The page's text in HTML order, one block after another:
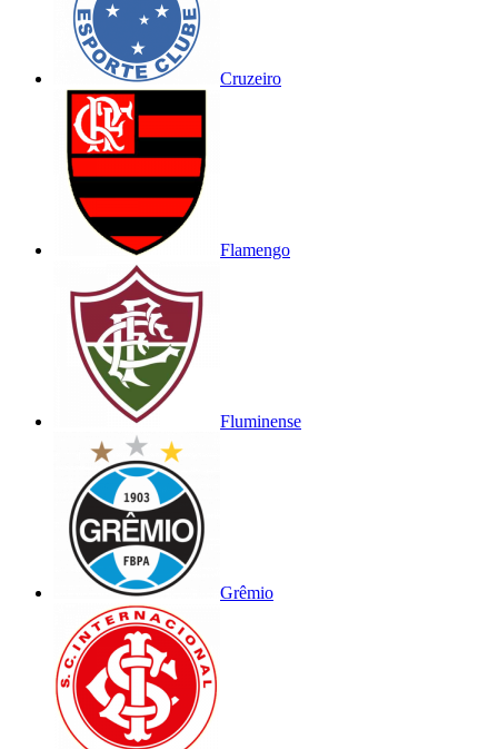
Cruzeiro
Flamengo
Fluminense
Grêmio